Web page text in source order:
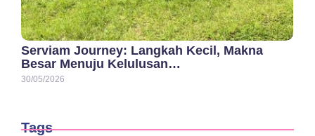
Serviam Journey: Langkah Kecil, Makna
Besar Menuju Kelulusan…
30/05/2026
Tags